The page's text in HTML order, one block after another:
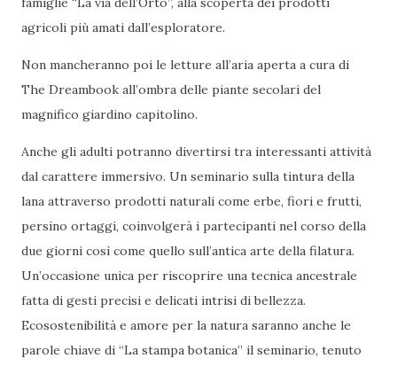
agricoli più amati dall’esploratore.
Non mancheranno poi le letture all’aria aperta a cura di
The Dreambook all’ombra delle piante secolari del
magnifico giardino capitolino.
Anche gli adulti potranno divertirsi tra interessanti attività
dal carattere immersivo. Un seminario sulla tintura della
lana attraverso prodotti naturali come erbe, fiori e frutti,
persino ortaggi, coinvolgerà i partecipanti nel corso della
due giorni così come quello sull’antica arte della filatura.
Un’occasione unica per riscoprire una tecnica ancestrale
fatta di gesti precisi e delicati intrisi di bellezza.
Ecosostenibilità e amore per la natura saranno anche le
parole chiave di “La stampa botanica” il seminario, tenuto